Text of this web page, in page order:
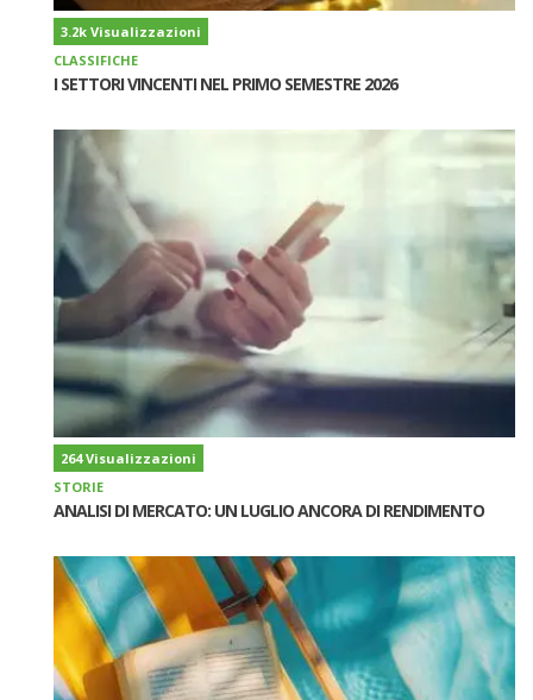
3.2k Visualizzazioni
CLASSIFICHE
I SETTORI VINCENTI NEL PRIMO SEMESTRE 2026
264 Visualizzazioni
STORIE
ANALISI DI MERCATO: UN LUGLIO ANCORA DI RENDIMENTO